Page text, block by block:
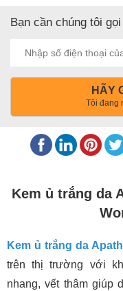
Bạn cần chúng tôi
HÃY
Tôi đang
Kem ủ trắng da
Kem ủ trắng da
trên thị trường với
nhang, vết thâm giúp